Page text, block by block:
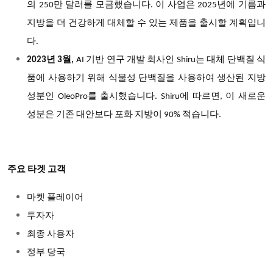
의 250만 달러를 모금했습니다. 이 사업은 2025년에 기름과
지방을 더 건강하게 대체할 수 있는 제품을 출시할 계획입니
다.
2023년 3월, AI 기반 연구 개발 회사인 Shiru는 대체 단백질 식
품에 사용하기 위해 식물성 단백질을 사용하여 생산된 지방
성분인 OleoPro를 출시했습니다. Shiru에 따르면, 이 새로운
성분은 기존 대안보다 포화 지방이 90% 적습니다.
주요 타겟 고객
마켓 플레이어
투자자
최종 사용자
정부 당국